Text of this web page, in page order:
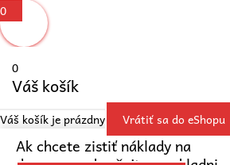
0
0
Váš košík
Váš košík je prázdny Vrátiť sa do eShopu
Ak chcete zistiť náklady na